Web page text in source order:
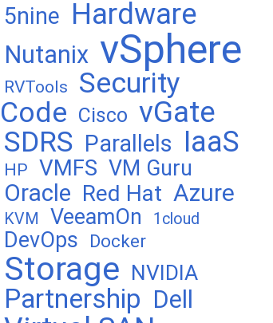
5nine Hardware
Nutanix vSphere
RVTools
Security
Code Cisco vGate
SDRS Parallels IaaS
HP VMFS VM Guru
Oracle Red Hat Azure
KVM VeeamOn 1cloud
DevOps Docker
Storage NVIDIA
Partnership Dell